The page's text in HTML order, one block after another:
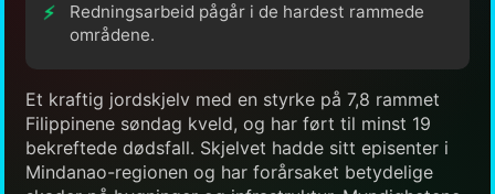
Redningsarbeid pågår i de hardest rammede
områdene.
Et kraftig jordskjelv med en styrke på 7,8 rammet
Filippinene søndag kveld, og har ført til minst 19
bekreftede dødsfall. Skjelvet hadde sitt episenter i
Mindanao-regionen og har forårsaket betydelige